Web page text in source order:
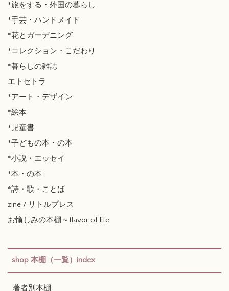
*旅をする・外国の暮らし
*手芸・ハンドメイド
*花とガーデニング
*コレクション・こだわり
*暮らしの雑誌
エトセトラ
*アート・デザイン
*絵本
*児童書
*子どもの本・の本
*小説・エッセイ
*本・の本
*詩・歌・ことば
zine / リトルプレス
お愉しみの本棚～flavor of life
shop 本棚（一覧）index
著者別本棚